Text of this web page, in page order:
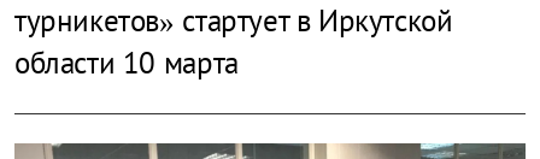
турникетов» стартует в Иркутской
области 10 марта